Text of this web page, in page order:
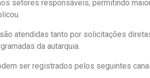
setores responsáveis, permitindo
atendidas tanto por solicitações
da autarquia.
ser registrados pelos seguintes